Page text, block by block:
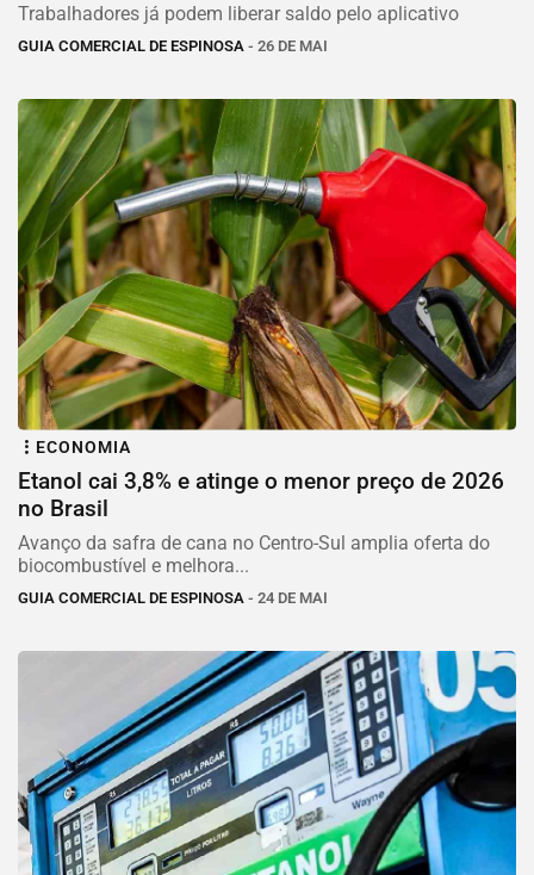
Trabalhadores já podem liberar saldo pelo aplicativo
GUIA COMERCIAL DE ESPINOSA - 26 DE MAI
ECONOMIA
Etanol cai 3,8% e atinge o menor preço de 2026
no Brasil
Avanço da safra de cana no Centro-Sul amplia oferta do
biocombustível e melhora...
GUIA COMERCIAL DE ESPINOSA - 24 DE MAI